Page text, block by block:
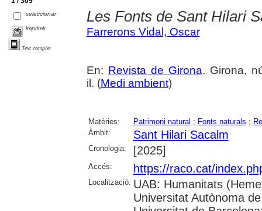
seleccionar
imprimir
Text complet
Les Fonts de Sant Hilari
Farrerons Vidal, Oscar
En: Revista de Girona. Girona,
il. (Medi ambient)
Matèries: Patrimoni natural ; Fonts naturals ;
Àmbit:
Sant Hilari Sacalm
Cronologia: [2025]
Accés: https://raco.cat/
Localització: UAB: Humanitats
Universitat Autònoma